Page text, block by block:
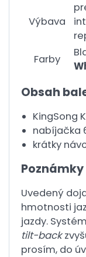
Výbava
Farby
Obsah
KingSong
nabíjačka
krátky
Uvedený
hmotnosti
jazdy.
tilt-back
prosím, do